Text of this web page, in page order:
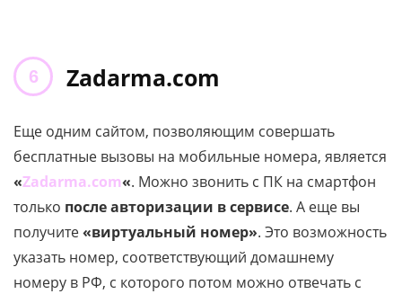
Zadarma.com
Еще одним сайтом, позволяющим совершать
бесплатные вызовы на мобильные номера, является
«Zadarma.com«. Можно звонить с ПК на смартфон
только после авторизации в сервисе. А еще вы
получите«виртуальный номер». Это возможность
указать номер, соответствующий домашнему
номеру в РФ, с которого потом можно отвечать с